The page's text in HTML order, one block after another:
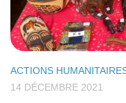
ACTIONS
14 DÉCEMBRE 2021